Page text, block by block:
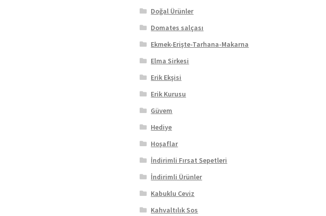
Doğal Ürünler
Domates salçası
Ekmek-Erişte-Tarhana-Makarna
Elma Sirkesi
Erik Ekşisi
Erik Kurusu
Güvem
Hediye
Hoşaflar
İndirimli Fırsat Sepetleri
İndirimli Ürünler
Kabuklu Ceviz
Kahvaltılık Sos